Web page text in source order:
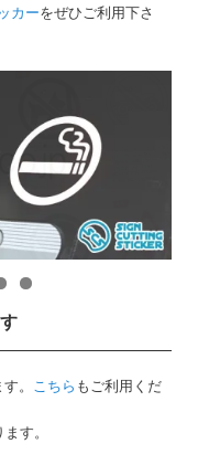
カーをぜひご利用下さ
。 こちら もご利用くだ
す。